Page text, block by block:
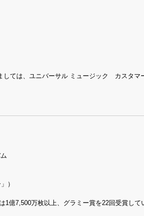
しては、ユニバーサル ミュージック カスタマ
）
億7,500万枚以上、グラミー賞を22回受賞して